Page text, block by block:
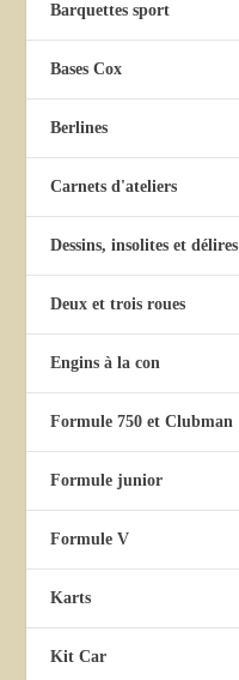
Barquettes sport
Bases Cox
Berlines
Carnets d'ateliers
Dessins, insolites et délires
Deux et trois roues
Engins à la con
Formule 750 et Clubman
Formule junior
Formule V
Karts
Kit Car